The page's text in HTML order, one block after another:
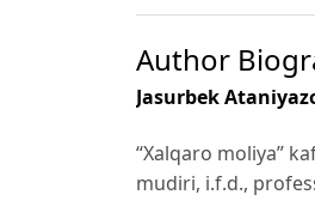
Author
Jasurbek
“Xalqaro moliya”
mudiri, i.f.d.,